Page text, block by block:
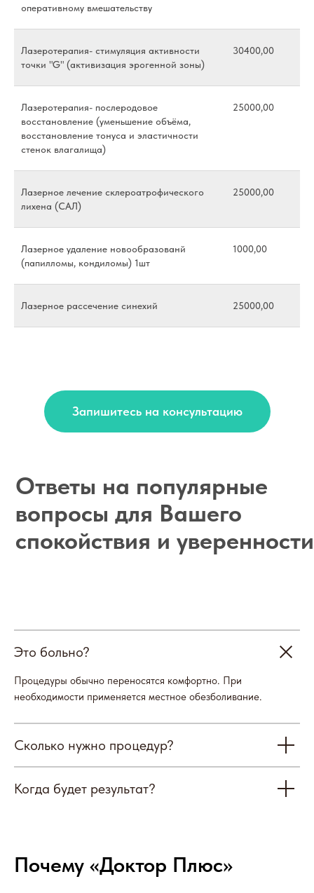
оперативному вмешательству
Лазеротерапия- стимуляция активности
точки "G" (активизация эрогенной зоны)
30400,00
Лазеротерапия- послеродовое
восстановление (уменьшение объёма,
восстановление тонуса и эластичности
стенок влагалища)
25000,00
Лазерное лечение склероатрофического
лихена (САЛ)
25000,00
Лазерное удаление новообразованй
(папилломы, кондиломы) 1шт
1000,00
Лазерное рассечение синехий 25000,00
Запишитесь на консультацию
Это больно?
Процедуры обычно переносятся комфортно. При
необходимости применяется местное обезболивание.
Сколько нужно процедур?
Когда будет результат?
Почему «Доктор Плюс»
О клинике
Пациентам
пр-кт Ленина, д. 137, корп. 2
Балабаново
8 800 100-38-58
Бесплатный звонок по России
Врачи
Новости